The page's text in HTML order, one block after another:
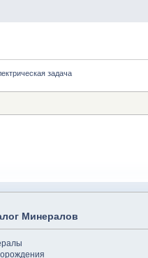
задача
Минералов